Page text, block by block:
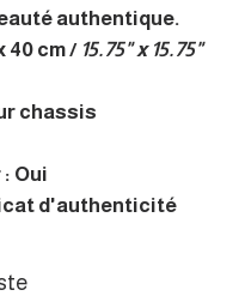
authentique.
40 cm / 15.75" x 15.75"
chassis
Oui
d'authenticité